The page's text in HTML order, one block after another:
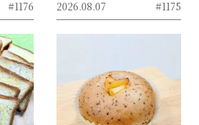
#1176 2026.08.07 #1175